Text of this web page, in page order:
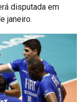
disputada em
janeiro.